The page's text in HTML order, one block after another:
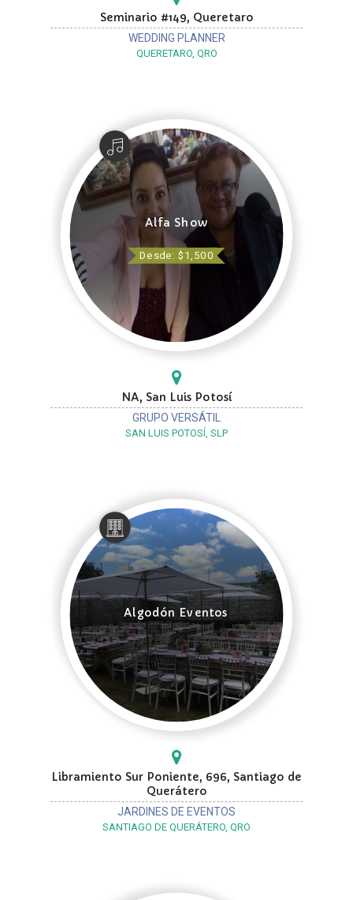
Seminario #149, Queretaro
WEDDING PLANNER
QUERETARO, QRO
Alfa Show
Desde: $1,500
NA, San Luis Potosí
GRUPO VERSÁTIL
SAN LUIS POTOSÍ, SLP
Algodón Eventos
Libramiento Sur Poniente, 696, Santiago de
Querátero
JARDINES DE EVENTOS
SANTIAGO DE QUERÁTERO, QRO